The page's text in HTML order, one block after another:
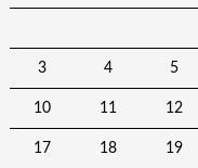
3 4 5
10 11 12
17 18 19